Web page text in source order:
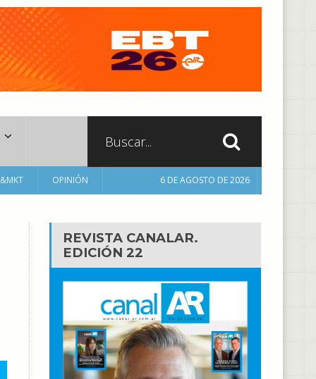
OPINIÓN 6 DE AGOSTO DE 2026
REVISTA CANALAR.
EDICIÓN 22